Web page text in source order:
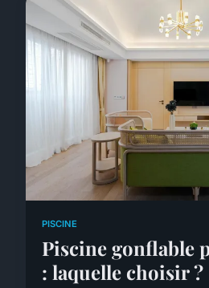
PISCINE
Piscine gonflable
: laquelle choisir ?